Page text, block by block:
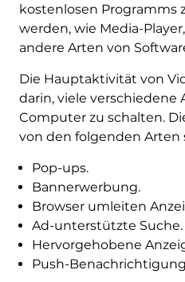
kostenlosen Programms
werden, wie Media-
andere Arten von
Die Hauptaktivität von
darin, viele verschiedene
Computer zu schalten.
von den folgenden Arten
Pop-ups.
Bannerwerbung.
Browser umleiten
Ad-unterstützte Suche.
Hervorgehobene
Push-